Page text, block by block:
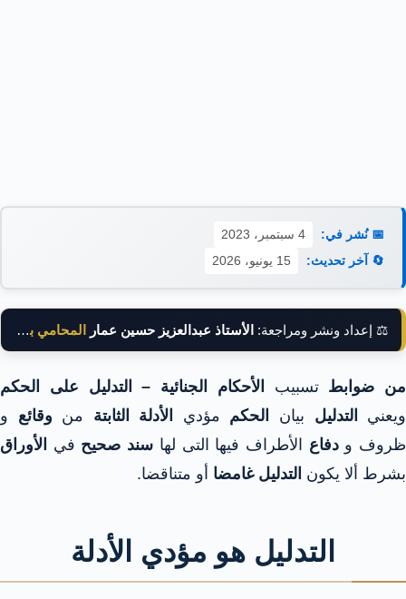
📅 نُشر في:
4 سبتمبر، 2023
🔄 آخر تحديث:
15 يونيو، 2026
⚖️ إعداد ونشر ومراجعة: الأستاذ عبدالعزيز حسين عمار المحامي بالنقض
من ضوابط تسبيب الأحكام الجنائية –
التدليل على الحكم
ويعني
التدليل بيان الحكم مؤدي الأدلة الثابتة من وقائع و
ظروف ودفاع الأطراف فيها التى لها سند صحيح في
الأوراق
بشرط ألا يكون التدليل غامضا أو متناقضا.
التدليل هو مؤدي الأدلة